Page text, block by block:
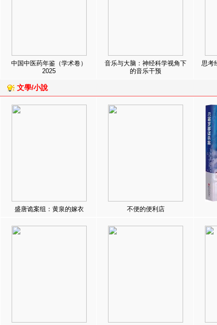
中国中医药年鉴（学术卷）
2025
音乐与大脑：神经科学视角下
的音乐干预
思考
文學/小說
盛唐诡案组：黄泉的嫁衣 不便的便利店